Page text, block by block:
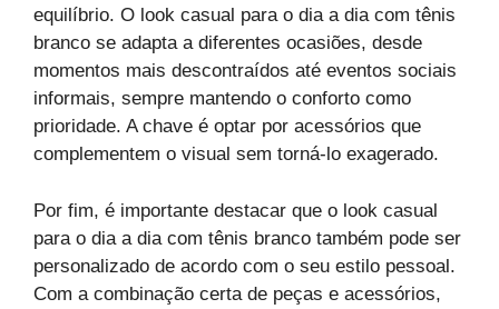
equilíbrio. O look casual para o dia a dia com tênis
branco se adapta a diferentes ocasiões, desde
momentos mais descontraídos até eventos sociais
informais, sempre mantendo o conforto como
prioridade. A chave é optar por acessórios que
complementem o visual sem torná-lo exagerado.
Por fim, é importante destacar que o look casual
para o dia a dia com tênis branco também pode ser
personalizado de acordo com o seu estilo pessoal.
Com a combinação certa de peças e acessórios,